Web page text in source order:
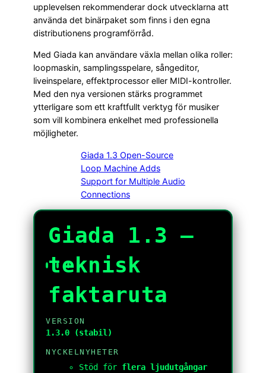
upplevelsen rekommenderar dock utvecklarna att
använda det binärpaket som finns i den egna
distributionens programförråd.
Med Giada kan användare växla mellan olika roller:
loopmaskin, samplingsspelare, sångeditor,
liveinspelare, effektprocessor eller MIDI-kontroller.
Med den nya versionen stärks programmet
ytterligare som ett kraftfullt verktyg för musiker
som vill kombinera enkelhet med professionella
möjligheter.
Giada 1.3 Open-Source
Loop Machine Adds
Support for Multiple Audio
Connections
Giada 1.3 —
teknisk
faktaruta
VERSION
1.3.0 (stabil)
NYCKELNYHETER
Stöd för flera ljudutgångar